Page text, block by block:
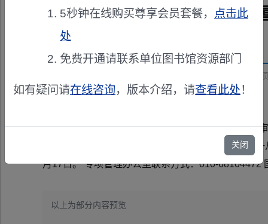
国家重点研发计划“工业软件
发布机构：
国家重点研发计划“工业软件”重点专项2025年度
根据国家重点研发计划“工业软件”重点专项评
重点专项2025年度项目通讯评审工作，评审专家统
月17日。 专项管理办公室联系方式：010-68104472
以上为部分内容预览
5秒钟在线购买尊享会员套餐， 点击此
处
免费开通请联系单位图书馆资源部门
如有疑问请在线咨询，版本介绍，请查看此处！
关闭